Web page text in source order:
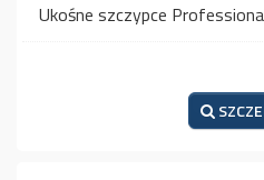
Ukośne szczypce